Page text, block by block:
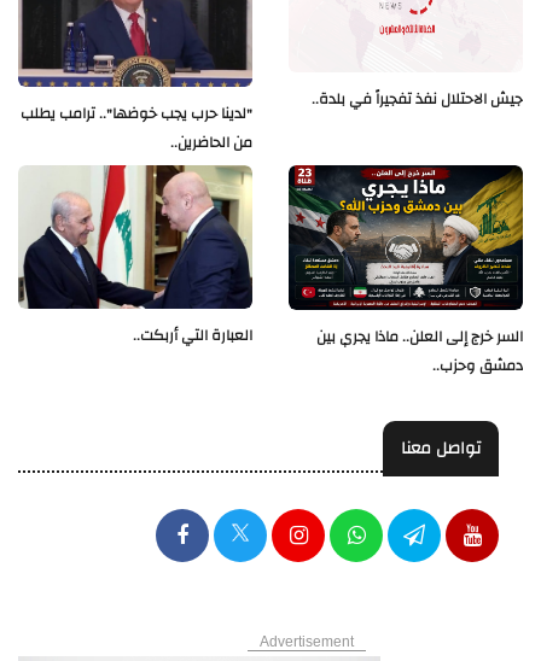
"لدينا حرب يجب خوضها".. ترامب يطلب
من الحاضرين..
جيش الاحتلال نفذ تفجيراً في بلدة..
العبارة التي أربكت..
السر خرج إلى العلن.. ماذا يجري بين
دمشق وحزب..
تواصل معنا
Advertisement